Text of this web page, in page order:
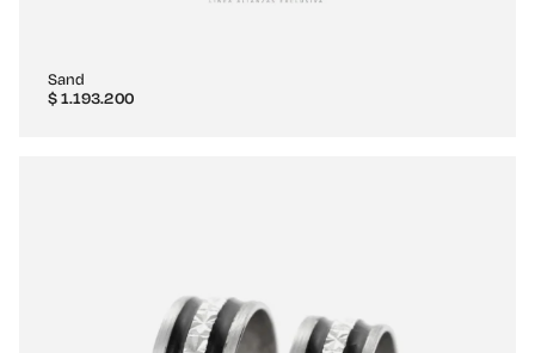
Sand
$1.193.200